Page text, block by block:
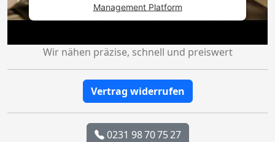
Management Platform
Wir nähen präzise, schnell und preiswert
Vertrag widerrufen
0231 98 70 75 27